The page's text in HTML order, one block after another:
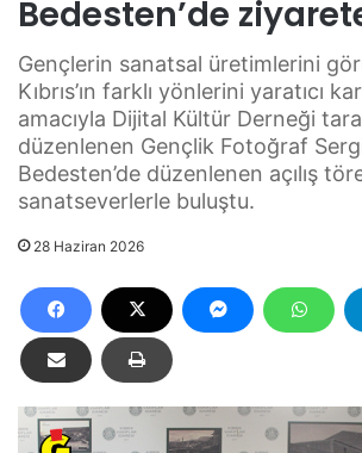
Bedesten’de
Gençlerin sanatsal üretimlerini
Kıbrıs’ın farklı yönlerini yaratıcı
amacıyla Dijital Kültür Derneği
düzenlenen Gençlik Fotoğraf
Bedesten’de düzenlenen açılış
sanatseverlerle buluştu.
28 Haziran 2026